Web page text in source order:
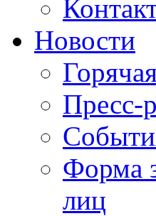
Новости
Пресс-
Форма
лиц